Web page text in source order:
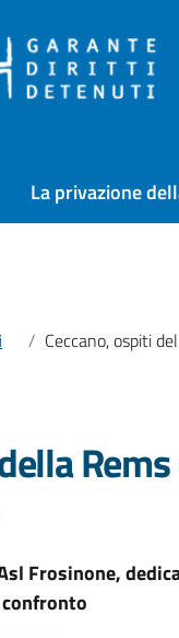
La privazione
Ceccano, ospiti della Rems ogni giovedì nel
Frosinone,